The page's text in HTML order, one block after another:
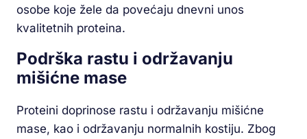
osobe koje žele da povećaju dnevni unos
kvalitetnih proteina.
Podrška rastu i održavanju
mišićne mase
Proteini doprinose rastu i održavanju mišićne
mase, kao i održavanju normalnih kostiju. Zbog